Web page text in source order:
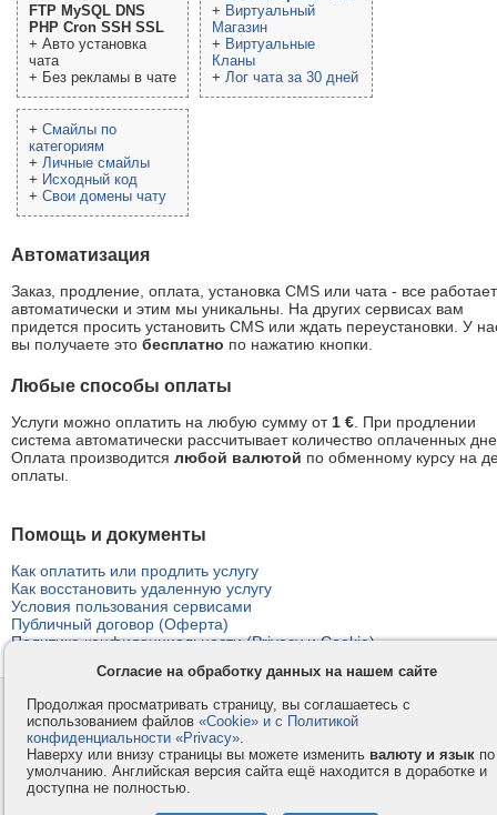
FTP MySQL DNS
PHP Cron SSH SSL
+ Авто установка
чата
+ Без рекламы в чате
+ Виртуальный
Магазин
+ Виртуальные
Кланы
+ Лог чата за 30 дней
+ Смайлы по
категориям
+ Личные смайлы
+ Исходный код
+ Свои домены чату
Автоматизация
Заказ, продление, оплата, установка CMS или чата - все работает
автоматически и этим мы уникальны. На других сервисах вам
придется просить установить CMS или ждать переустановки. У
вы получаете это бесплатно по нажатию кнопки.
Любые способы оплаты
Услуги можно оплатить на любую сумму от 1 € . При продлении
система автоматически рассчитывает количество оплаченных
Оплата производится любой валютой по обменному курсу на
оплаты.
Помощь и документы
Как оплатить или продлить услугу
Как восстановить удаленную услугу
Условия пользования сервисами
Публичный договор (Оферта)
Политика конфиденциальности (Privacy и Cookie)
Контакты
Компания
Privacy и Cookie
Правила и условия
Услуги
Как оплатить
Помощь
Форумы
Согласие на обработку данных на нашем сайте
Продолжая просматривать страницу, вы соглашаетесь с
использованием файлов «Cookie» и с Политикой
конфиденциальности «Privacy».
Наверху или внизу страницы вы можете изменить валюту и язык по
умолчанию. Английская версия сайта ещё находится в доработке и
доступна не полностью.